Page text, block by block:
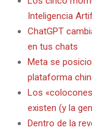
Inteligencia
ChatGPT
en tus chats
Meta se
plataforma
Los
existen (y la
Dentro de la